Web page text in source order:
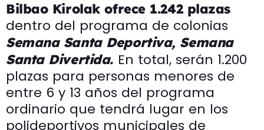
Bilbao Kirolak ofrece 1.242 plazas
dentro del programa de colonias
Semana Santa Deportiva, Semana
Santa Divertida. En total, serán 1.200
plazas para personas menores de
entre 6 y 13 años del programa
ordinario que tendrá lugar en los
polideportivos municipales de